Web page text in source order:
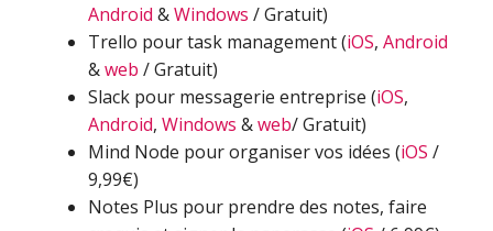
Android &Windows / Gratuit)
Trello pour task management (iOS, Android
&web / Gratuit)
Slack pour messagerie entreprise (iOS,
Android, Windows &web/ Gratuit)
Mind Node pour organiser vos idées (iOS /
9,99€)
Notes Plus pour prendre des notes, faire